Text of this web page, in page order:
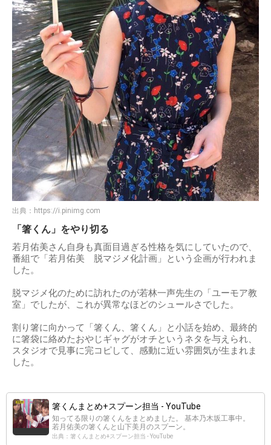
出典： https://i.pinimg.com
「箸くん」をやり切る
若月佑美さん自身も真面目過ぎる性格を気にしていたので、
番組で「若月佑美 脱マジメ化計画」という企画が行われま
した。
脱マジメ化のために訪れたのが若林一声先生の「ユーモア教
室」でしたが、これが異常なほどのシュールさでした。
割り箸に向かって「箸くん、箸くん」と小話を始め、最終的
に箸袋に絡めたおやじギャグがオチというネタを与えられ、
スタジオで見事に完コピして、感動に近い雰囲気が生まれま
した。
箸くんまとめ+スプーン担当 - YouTube
知ってる限りの箸くんをまとめました。 基本乃木坂工事中。
若月佑美の箸くんと山下美月のスプーン。
出典：箸くんまとめ+スプーン担当 - YouTube